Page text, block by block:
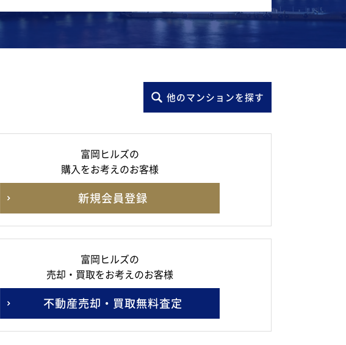
他のマンションを探す
富岡ヒルズの
購入をお考えのお客様
新規会員登録
富岡ヒルズの
売却・買取をお考えのお客様
不動産売却・買取無料査定